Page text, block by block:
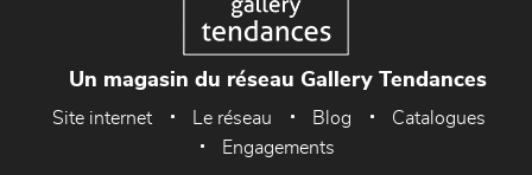
Un magasin du réseau Gallery Tendances
Site internet Le réseau Blog
Catalogues
Engagements